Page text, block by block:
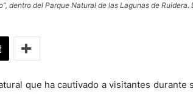
del Parque Natural de las Lagunas de
que ha cautivado a visitantes durante